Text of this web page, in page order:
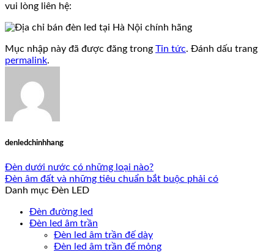
vui lòng liên hệ:
Mục nhập này đã được đăng trong Tin tức. Đánh dấu trang
permalink.
denledchinhhang
Đèn dưới nước có những loại nào?
Đèn âm đất và những tiêu chuẩn bắt buộc phải có
Danh mục Đèn LED
Đèn đường led
Đèn led âm trần
Đèn led âm trần đế dày
Đèn led âm trần đế mỏng